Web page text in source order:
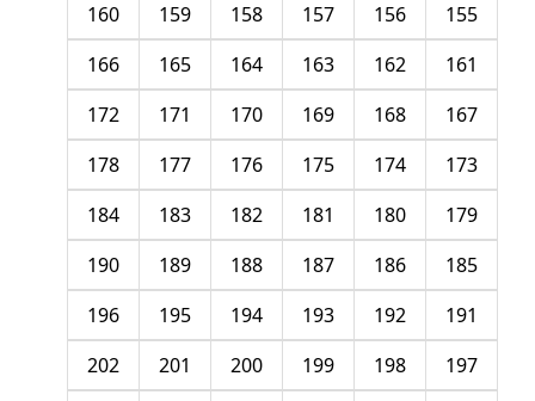
155
156
157
158
159
160
161
162
163
164
165
166
167
168
169
170
171
172
173
174
175
176
177
178
179
180
181
182
183
184
185
186
187
188
189
190
191
192
193
194
195
196
197
198
199
200
201
202